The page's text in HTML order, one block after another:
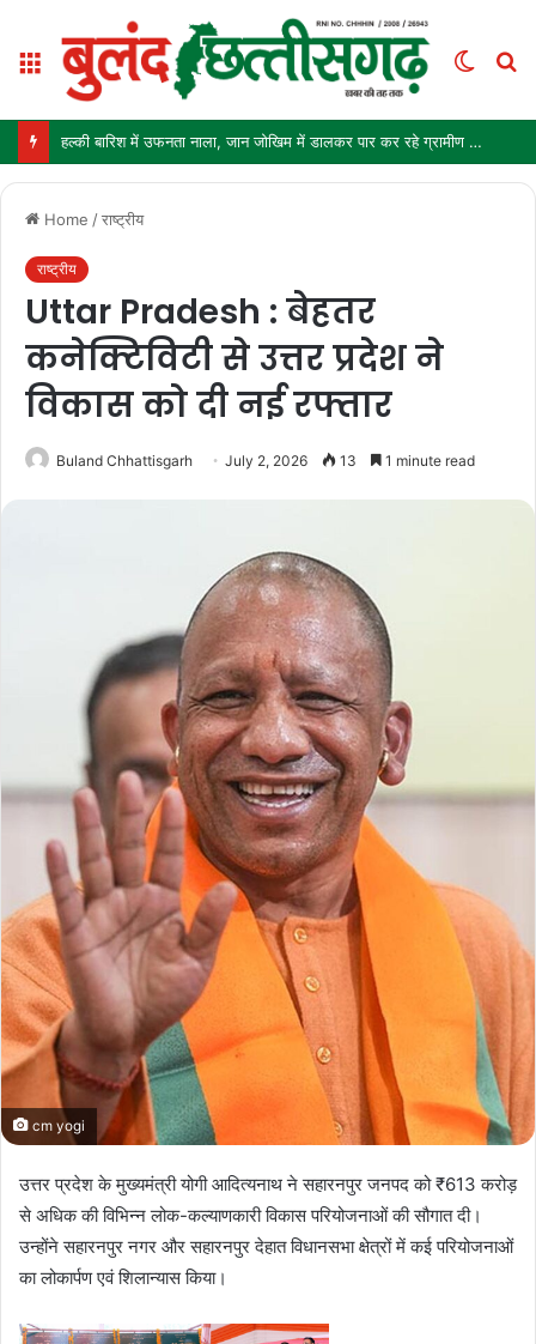
Menu
Switch
हल्की बारिश में उफनता नाला, जान जोखिम में डालकर पार कर रहे ग्रामीण और स्कूली बच्चे
Home /राष्ट्रीय
राष्ट्रीय
Uttar Pradesh : बेहतर
कनेक्टिविटी से उत्तर प्रदेश ने
विकास को दी नई रफ्तार
Buland Chhattisgarh July 2, 2026 13 1 minute read
cm yogi
उत्तर प्रदेश के मुख्यमंत्री योगी आदित्यनाथ ने सहारनपुर जनपद को ₹613 करोड़
से अधिक की विभिन्न लोक-कल्याणकारी विकास परियोजनाओं की सौगात दी।
उन्होंने सहारनपुर नगर और सहारनपुर देहात विधानसभा क्षेत्रों में कई परियोजनाओं
का लोकार्पण एवं शिलान्यास किया।